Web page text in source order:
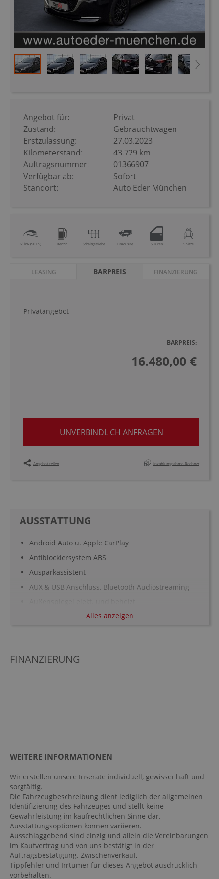
Bildergalerie
springen
66 kW (90 PS) Benzin Schaltgetriebe Limousine 5 Türen 5 Sitze
Angebot für:
Privat
Zustand:
Gebrauchtwagen
Erstzulassung:
27.03.2023
Kilometerstand:
43.729 km
Auftragsnummer:
01366907
Verfügbar ab:
Sofort
Standort:
Auto Eder München
LEASING BARPREIS FINANZIERUNG
Privatangebot
BARPREIS:
16.480,00 €
UNVERBINDLICH ANFRAGEN
Angebot teilen Inzahlungnahme-Rechner
AUSSTATTUNG
Android Auto u. Apple CarPlay
Antiblockiersystem ABS
Ausparkassistent
AUX & USB Anschluss, Bluetooth Audiostreaming
Außentemperatur Anzeige
Bordcomputer
Fahrer-/Beifahrersitz höhenverstellbar
Fahrlichtautomatik
Fensterheber elektrisch 4-fach
Geschwindigkeitsbegrenzer
Handyvorbereitung Bluetooth
ISOFIX Kindersitzbefestigung
Keyless-Go
Klimaautomatik
Alles anzeigen
FINANZIERUNG
WEITERE INFORMATIONEN
Wir erstellen unsere Inserate individuell, gewissenhaft und
sorgfältig.
Die Fahrzeugbeschreibung dient lediglich der allgemeinen
Identifizierung des Fahrzeuges und stellt keine
Gewährleistung im kaufrechtlichen Sinne dar.
Ausstattungsoptionen können variieren.
Ausschlaggebend sind einzig und allein die Vereinbarungen
im Kaufvertrag und von uns bestätigt in der
Auftragsbestätigung. Zwischenverkauf,
Tippfehler und Irrtümer für dieses Angebot ausdrücklich
vorbehalten.